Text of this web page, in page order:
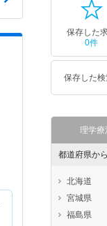
保存した
0件
保存した
理学療
都道府県か
北海道
宮城県
福島県